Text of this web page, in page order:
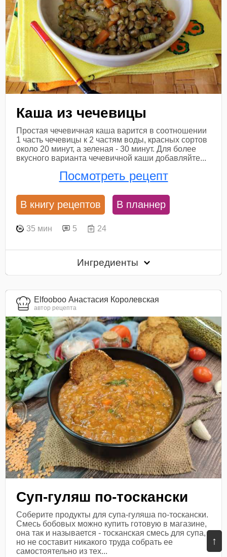
↑
Каша из чечевицы
Простая чечевичная каша варится в соотношении
1 часть чечевицы к 2 частям воды, красных сортов
около 20 минут, а зеленая - 30 минут. Для более
вкусного варианта чечевичной каши добавляйте...
Посмотреть рецепт
В книгу рецептов В планнер
35 мин 5 24
Ингредиенты
Elfooboo Анастасия Королевская
автор рецепта
Суп-гуляш по-тоскански
Соберите продукты для супа-гуляша по-тоскански.
Смесь бобовых можно купить готовую в магазине,
она так и называется - тосканская смесь для супа,
но не составит никакого труда собрать ее
самостоятельно из тех...